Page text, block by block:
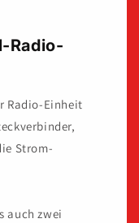
Radio-
Radio-Einheit
Strom-
auch zwei